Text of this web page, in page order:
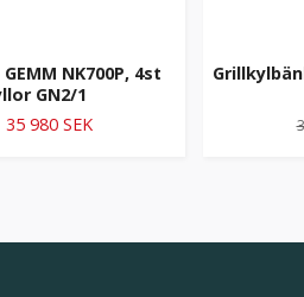
NK700P, 4st
GN2/1
35 980 SEK